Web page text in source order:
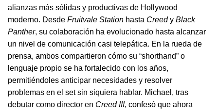
alianzas más sólidas y productivas de Hollywood
moderno. Desde Fruitvale Station hasta Creedy Black
Panther, su colaboración ha evolucionado hasta alcanzar
un nivel de comunicación casi telepática. En la rueda de
prensa, ambos compartieron cómo su “shorthand” o
lenguaje propio se ha fortalecido con los años,
permitiéndoles anticipar necesidades y resolver
problemas en el set sin siquiera hablar. Michael, tras
debutar como director en Creed III, confesó que ahora